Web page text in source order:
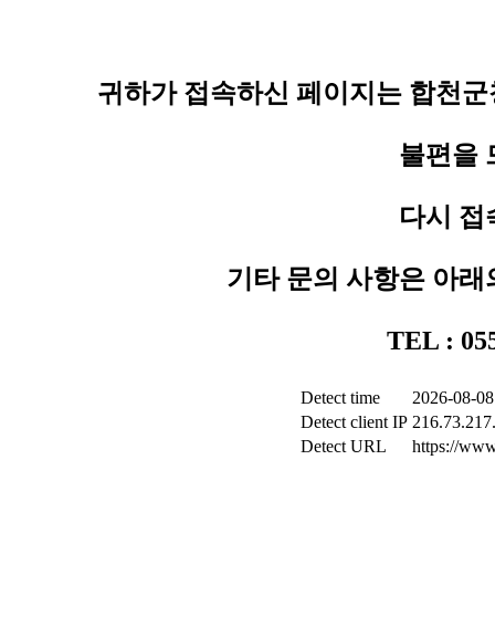
귀하가 접속하신 페이지는 합천
불편을
다시 접
기타 문의 사항은 아
TEL :
Detect time
2026-08-
Detect client IP
Detect URL
https://